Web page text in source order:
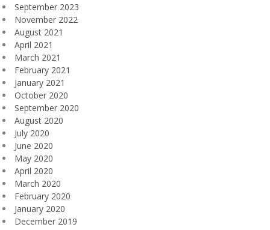
September 2023
November 2022
August 2021
April 2021
March 2021
February 2021
January 2021
October 2020
September 2020
August 2020
July 2020
June 2020
May 2020
April 2020
March 2020
February 2020
January 2020
December 2019